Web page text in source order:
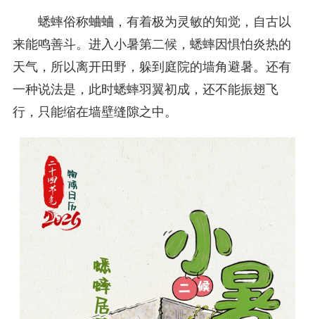
蟋蟀俗称蛐蛐，有着极为灵敏的知觉，自古以
来能鸣善斗。进入小暑第二候，蟋蟀因惧怕炎热的
天气，所以离开田野，躲到庭院的墙角避暑。还有
一种说法是，此时蟋蟀羽翼初成，还不能振翅飞
行，只能缩在墙壁缝隙之中。